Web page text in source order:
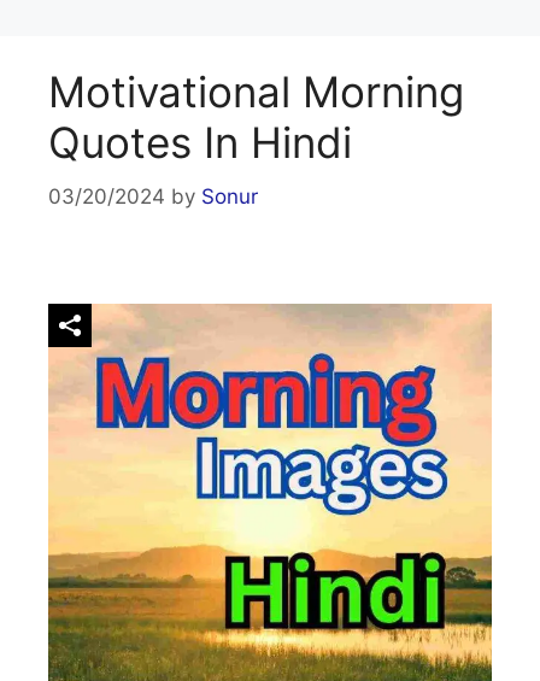
Motivational Morning
Quotes In Hindi
03/20/2024 by Sonur